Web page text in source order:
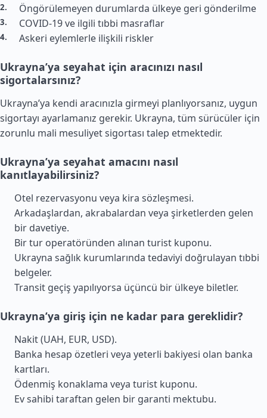
Öngörülemeyen durumlarda ülkeye geri gönderilme
COVID-19 ve ilgili tıbbi masraflar
Askeri eylemlerle ilişkili riskler
Ukrayna’ya seyahat için aracınızı nasıl
sigortalarsınız?
Ukrayna’ya kendi aracınızla girmeyi planlıyorsanız, uygun
sigortayı ayarlamanız gerekir. Ukrayna, tüm sürücüler için
zorunlu mali mesuliyet sigortası talep etmektedir.
Ukrayna’ya seyahat amacını nasıl
kanıtlayabilirsiniz?
Otel rezervasyonu veya kira sözleşmesi.
Arkadaşlardan, akrabalardan veya şirketlerden gelen
bir davetiye.
Bir tur operatöründen alınan turist kuponu.
Ukrayna sağlık kurumlarında tedaviyi doğrulayan tıbbi
belgeler.
Transit geçiş yapılıyorsa üçüncü bir ülkeye biletler.
Ukrayna’ya giriş için ne kadar para gereklidir?
Nakit (UAH, EUR, USD).
Banka hesap özetleri veya yeterli bakiyesi olan banka
kartları.
Ödenmiş konaklama veya turist kuponu.
Ev sahibi taraftan gelen bir garanti mektubu.